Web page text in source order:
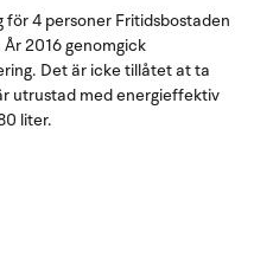
4 personer Fritidsbostaden
År 2016 genomgick
Det är icke tillåtet at ta
utrustad med energieffektiv
liter.